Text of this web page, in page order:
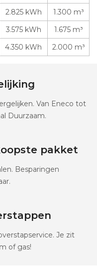
2.825 kWh
1.300 m³
3.575 kWh
1.675 m³
4.350 kWh 2.000 m³
Van Eneco tot
Duurzaam.
pakket
Besparingen
Je zit
of gas!